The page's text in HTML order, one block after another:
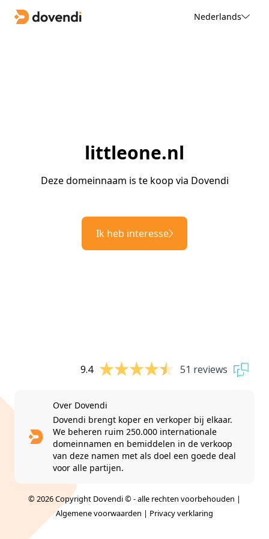
Nederlands
littleone.nl
Deze domeinnaam is te koop via Dovendi
Ik heb interesse
9.4 51 reviews
Over Dovendi
Dovendi brengt koper en verkoper bij elkaar.
We beheren ruim 250.000 internationale
domeinnamen en bemiddelen in de verkoop
van deze namen met als doel een goede deal
voor alle partijen.
© 2026 Copyright Dovendi © - alle rechten voorbehouden |
Algemene voorwaarden | Privacy verklaring